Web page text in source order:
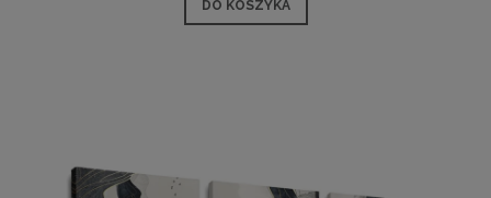
DO KOSZYKA